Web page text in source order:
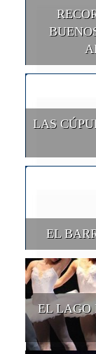
LAS
EL
EL LAGO